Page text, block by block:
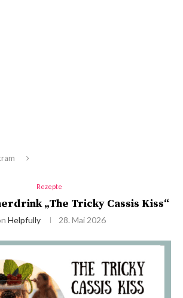
Rezepte
„The Tricky Cassis Kiss“
Helpfully 28. Mai 2026